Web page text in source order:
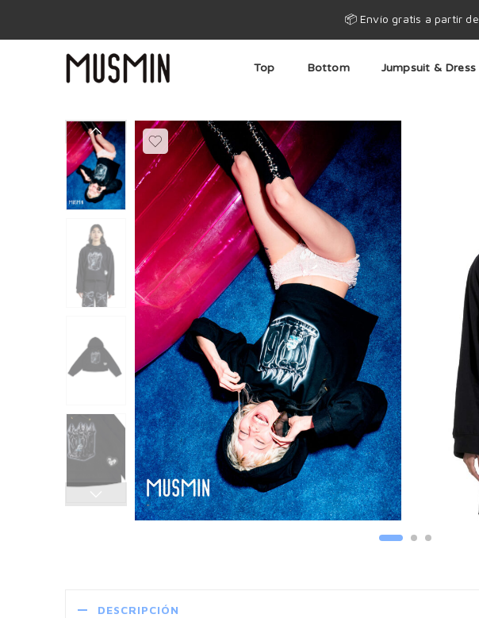
📦 Envío gratis a partir
Top Bottom Jumpsuit & Dress
DESCRIPCIÓN